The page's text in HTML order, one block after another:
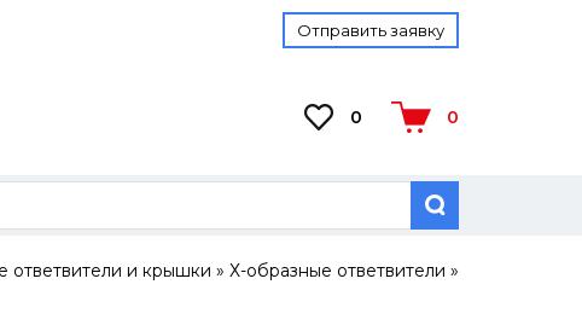
Отправить заявку
0 0
ответвители и крышки » Х-образные ответвители »